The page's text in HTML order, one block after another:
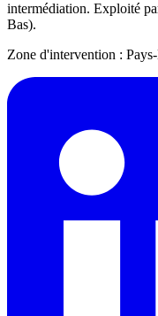
intermédiation. Exploité
Bas).
Zone d'intervention :